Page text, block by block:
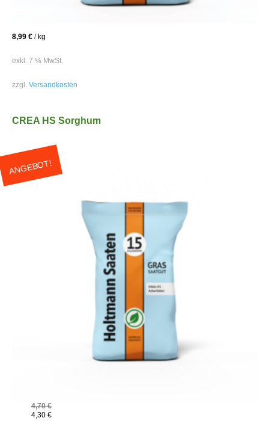
8,99 € /kg
exkl. 7 % MwSt.
zzgl. Versandkosten
CREA HS Sorghum
ANGEBOT!
4,70€
4,30 €